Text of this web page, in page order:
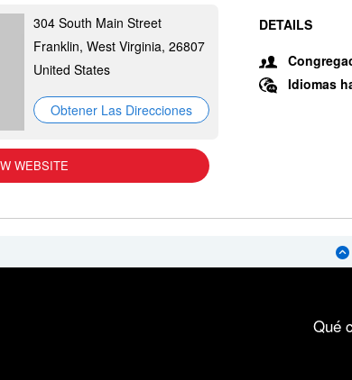
304 South Main Street
Franklin, West Virginia, 26807
United States
Obtener Las Direcciones
WEBSITE
DETAILS
Idiomas
Qué